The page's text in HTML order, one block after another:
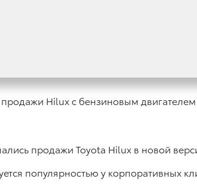
продажи Toyota Hilux в новой
популярностью у корпоративных